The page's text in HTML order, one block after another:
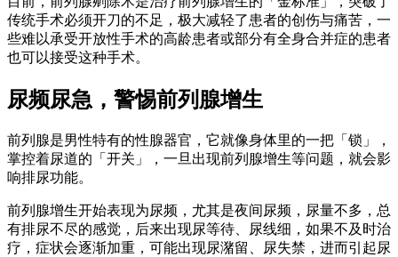
传统手术必须开刀的不足，极大减轻了患者的创伤与痛苦，一
些难以承受开放性手术的高龄患者或部分有全身合并症的患者
也可以接受这种手术。
尿频尿急，警惕前列腺增生
前列腺是男性特有的性腺器官，它就像身体里的一把「锁」，
掌控着尿道的「开关」，一旦出现前列腺增生等问题，就会影
响排尿功能。
前列腺增生开始表现为尿频，尤其是夜间尿频，尿量不多，总
有排尿不尽的感觉，后来出现尿等待、尿线细，如果不及时治
疗，症状会逐渐加重，可能出现尿潴留、尿失禁，进而引起尿